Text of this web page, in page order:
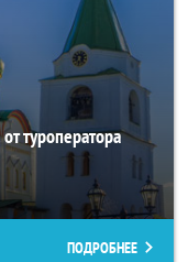
туроператора
ПОДРОБНЕЕ